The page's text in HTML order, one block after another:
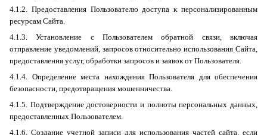
4.1.2. Предоставления Пользователю доступа к персонализированным
ресурсам Сайта.
4.1.3. Установление с Пользователем обратной связи, включая
отправление уведомлений, запросов относительно использования Сайта,
предоставления услуг, обработки запросов и заявок от Пользователя.
4.1.4. Определение места нахождения Пользователя для обеспечения
безопасности, предотвращения мошенничества.
4.1.5. Подтверждение достоверности и полноты персональных данных,
предоставленных Пользователем.
4.1.6. Создание учетной записи для использования частей сайта, если